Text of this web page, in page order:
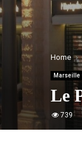
Home
Marseille
Le
739